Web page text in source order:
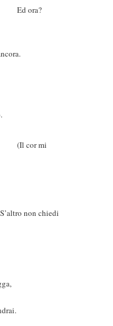
mi
chiedi